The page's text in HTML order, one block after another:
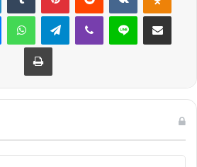
MessengerWhatsAppTelegramViber Line E-Posta ile
Yazdır